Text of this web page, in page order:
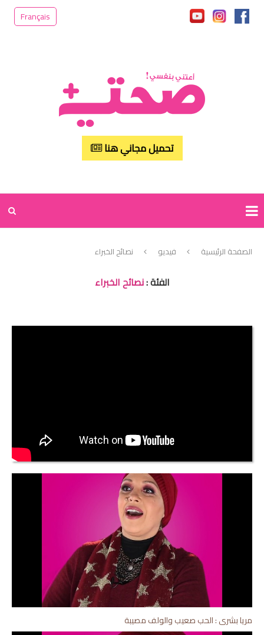
Français
تحميل مجاني هنا
الصفحة الرئيسية فيديو نصائح الخبراء
الفئة :نصائح الخبراء
مريا بشرى : الحب صعيب والولف مصيبة